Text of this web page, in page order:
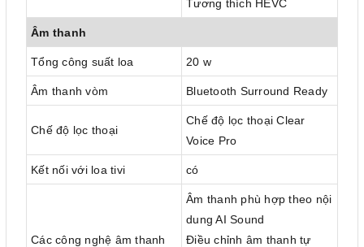
Tương thích HEVC
Âm thanh
Tổng công suất loa 20 w
Âm thanh vòm Bluetooth Surround Ready
Chế độ lọc thoại
Chế độ lọc thoại Clear
Voice Pro
Kết nối với loa tivi có
Các công nghệ âm thanh
Âm thanh phù hợp theo nội
dung AI Sound
Điều chỉnh âm thanh tự